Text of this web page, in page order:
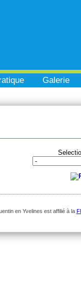
Galerie
en Yvelines est affilié à la